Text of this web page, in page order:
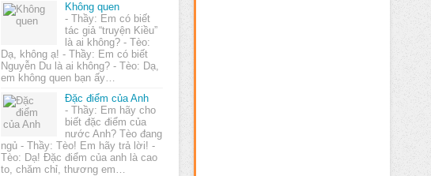
Không quen
- Thầy: Em có biết
tác giả “truyện Kiều”
là ai không? - Tèo:
Dạ, không ạ! - Thầy: Em có biết
Nguyễn Du là ai không? - Tèo: Dạ,
em không quen bạn ấy…
Đặc điểm của Anh
- Thầy: Em hãy cho
biết đặc điểm của
nước Anh? Tèo đang
ngủ - Thầy: Tèo! Em hãy trả lời! -
Tèo: Dạ! Đặc điểm của anh là cao
to, chăm chỉ, thương em…